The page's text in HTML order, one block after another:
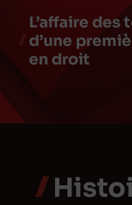
L’affaire des
d’une
en droit